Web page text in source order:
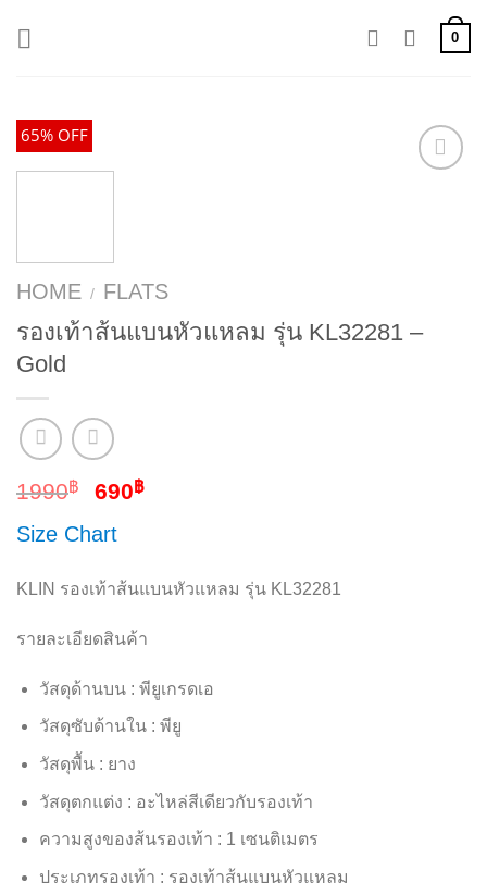
0
65% OFF
HOME / FLATS
รองเท้าส้นแบนหัวแหลม รุ่น KL32281 –
Gold
1990฿ 690 ฿
Size Chart
KLIN รองเท้าส้นแบนหัวแหลม รุ่น KL32281
รายละเอียดสินค้า
วัสดุด้านบน : พียูเกรดเอ
วัสดุซับด้านใน : พียู
วัสดุพื้น : ยาง
วัสดุตกแต่ง : อะไหล่สีเดียวกับรองเท้า
ความสูงของส้นรองเท้า : 1 เซนติเมตร
ประเภทรองเท้า : รองเท้าส้นแบนหัวแหลม